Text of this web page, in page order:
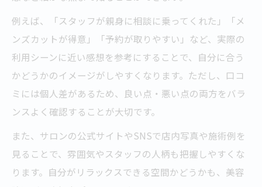
例えば、「スタッフが親身に相談に乗ってくれた」「メ
ンズカットが得意」「予約が取りやすい」など、実際の
利用シーンに近い感想を参考にすることで、自分に合う
かどうかのイメージがしやすくなります。ただし、口コ
ミには個人差があるため、良い点・悪い点の両方をバラ
ンスよく確認することが大切です。
また、サロンの公式サイトやSNSで店内写真や施術例を
見ることで、雰囲気やスタッフの人柄も把握しやすくな
ります。自分がリラックスできる空間かどうかも、美容